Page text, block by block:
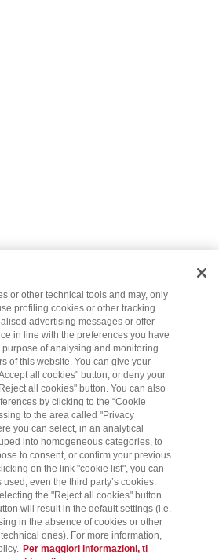
or other technical tools and may, only
profiling cookies or other tracking
advertising messages or offer
in line with the preferences you have
of analysing and monitoring
of this website. You can give your
all cookies" button, or deny your
all cookies" button. You can also
by clicking to the “Cookie
to the area called "Privacy
you can select, in an analytical
into homogeneous categories, to
to consent, or confirm your previous
on the link "cookie list", you can
even the third party’s cookies.
the "Reject all cookies" button
will result in the default settings (i.e.
in the absence of cookies or other
ones). For more information,
Per maggiori informazioni, ti